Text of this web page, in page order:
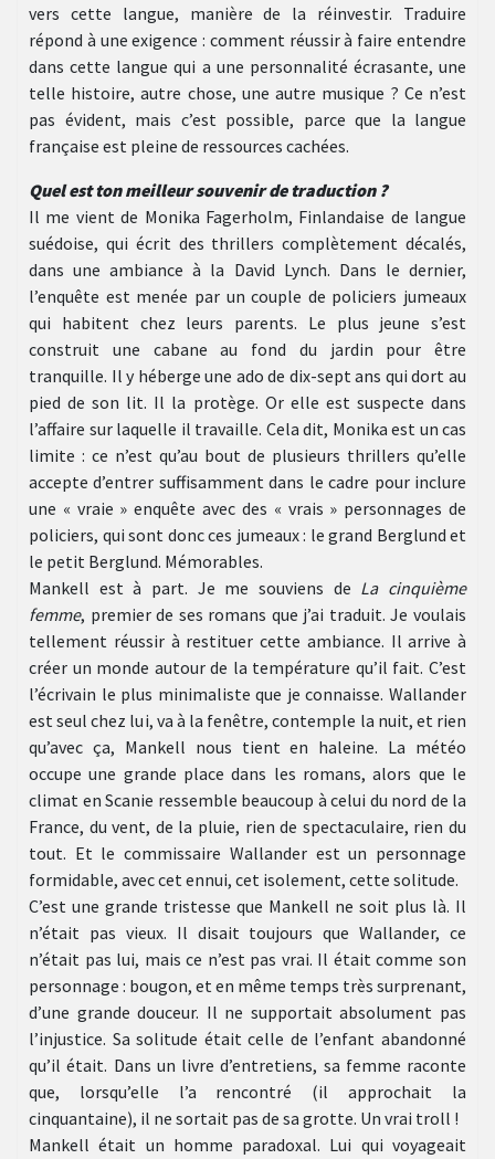
vers cette langue, manière de la réinvestir. Traduire
répond à une exigence : comment réussir à faire entendre
dans cette langue qui a une personnalité écrasante, une
telle histoire, autre chose, une autre musique ? Ce n’est
pas évident, mais c’est possible, parce que la langue
française est pleine de ressources cachées.
Quel est ton meilleur souvenir de traduction ?
Il me vient de Monika Fagerholm, Finlandaise de langue
suédoise, qui écrit des thrillers complètement décalés,
dans une ambiance à la David Lynch. Dans le dernier,
l’enquête est menée par un couple de policiers jumeaux
qui habitent chez leurs parents. Le plus jeune s’est
construit une cabane au fond du jardin pour être
tranquille. Il y héberge une ado de dix-sept ans qui dort au
pied de son lit. Il la protège. Or elle est suspecte dans
l’affaire sur laquelle il travaille. Cela dit, Monika est un cas
limite : ce n’est qu’au bout de plusieurs thrillers qu’elle
accepte d’entrer suffisamment dans le cadre pour inclure
une « vraie » enquête avec des « vrais » personnages de
policiers, qui sont donc ces jumeaux : le grand Berglund et
le petit Berglund. Mémorables.
Mankell est à part. Je me souviens de La cinquième
femme, premier de ses romans que j’ai traduit. Je voulais
tellement réussir à restituer cette ambiance. Il arrive à
créer un monde autour de la température qu’il fait. C’est
l’écrivain le plus minimaliste que je connaisse. Wallander
est seul chez lui, va à la fenêtre, contemple la nuit, et rien
qu’avec ça, Mankell nous tient en haleine. La météo
occupe une grande place dans les romans, alors que le
climat en Scanie ressemble beaucoup à celui du nord de la
France, du vent, de la pluie, rien de spectaculaire, rien du
tout. Et le commissaire Wallander est un personnage
formidable, avec cet ennui, cet isolement, cette solitude.
C’est une grande tristesse que Mankell ne soit plus là. Il
n’était pas vieux. Il disait toujours que Wallander, ce
n’était pas lui, mais ce n’est pas vrai. Il était comme son
personnage : bougon, et en même temps très surprenant,
d’une grande douceur. Il ne supportait absolument pas
l’injustice. Sa solitude était celle de l’enfant abandonné
qu’il était. Dans un livre d’entretiens, sa femme raconte
que, lorsqu’elle l’a rencontré (il approchait la
cinquantaine), il ne sortait pas de sa grotte. Un vrai troll !
Mankell était un homme paradoxal. Lui qui voyageait